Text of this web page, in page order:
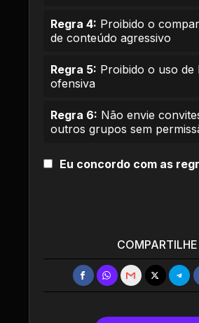
Regra 4: Proibido o
de conteúdo agressivo
Regra 5: Proibido o uso de
ofensiva
Regra 6: Não envie
outros grupos sem
Eu concordo com as
COMPARTILHE